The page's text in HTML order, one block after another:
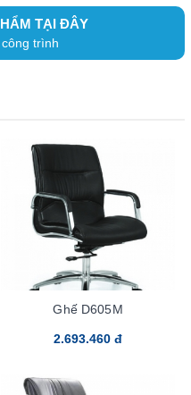
TẠI ĐÂY
trình
Ghế D605M
2.693.460 đ